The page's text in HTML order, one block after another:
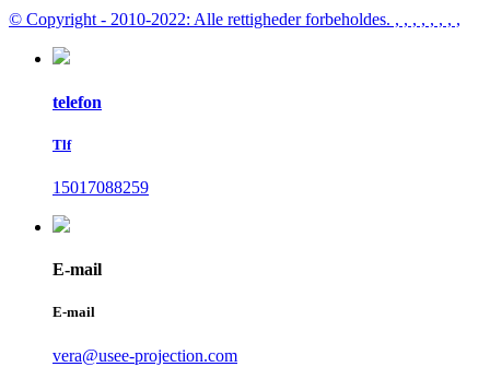
© Copyright - 2010-2022: Alle rettigheder forbeholdes. , , , , , , , ,
telefon
Tlf
15017088259
E-mail
E-mail
vera@usee-projection.com